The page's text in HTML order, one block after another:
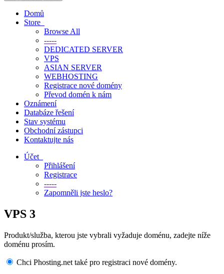
Domů
Store
Browse All
-----
DEDICATED SERVER
VPS
ASIAN SERVER
WEBHOSTING
Registrace nové domény
Převod domén k nám
Oznámení
Databáze řešení
Stav systému
Obchodní zástupci
Kontaktujte nás
Účet
Přihlášení
Registrace
-----
Zapomněli jste heslo?
VPS 3
Produkt/služba, kterou jste vybrali vyžaduje doménu, zadejte níže
doménu prosím.
Chci Phosting.net také pro registraci nové domény.